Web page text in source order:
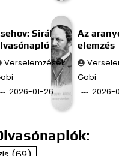
Sirály
Verselemzések
2026-01-26
Az
elemzés
Gabi
2026-